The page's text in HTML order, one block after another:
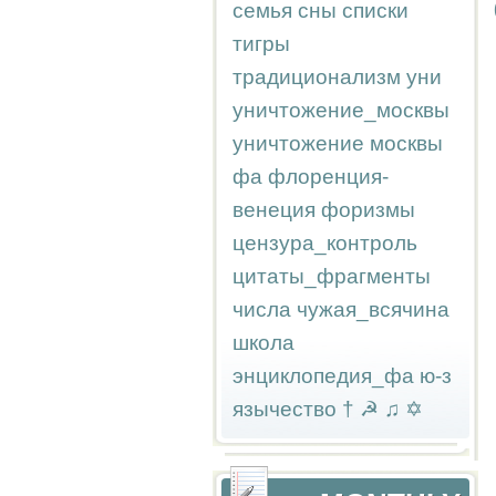
семья сны списки
тигры
традиционализм уни
уничтожение_москвы
уничтожение москвы
фа флоренция-
венеция форизмы
цензура_контроль
цитаты_фрагменты
числа чужая_всячина
школа
энциклопедия_фа ю-з
язычество † ☭ ♫ ✡